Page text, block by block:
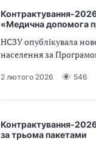
Контрактування-
«Медична допомога
НСЗУ опублікувала
населення за
2 лютого 2026 546
Контрактування-
за трьома пакетами